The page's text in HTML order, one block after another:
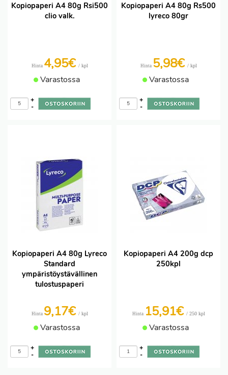
Kopiopaperi A4 80g Rsi500
clio valk.
Hinta 4,95€ / kpl
Varastossa
-
+
Kopiopaperi A4 80g Rs500
lyreco 80gr
Hinta 5,98€ / kpl
Varastossa
-
+
Kopiopaperi A4 80g Lyreco
Standard
ympäristöystävällinen
tulostuspaperi
Hinta 9,17€ / kpl
Varastossa
-
+
Kopiopaperi A4 200g dcp
250kpl
Hinta 15,91€ / 250 kpl
Varastossa
-
+